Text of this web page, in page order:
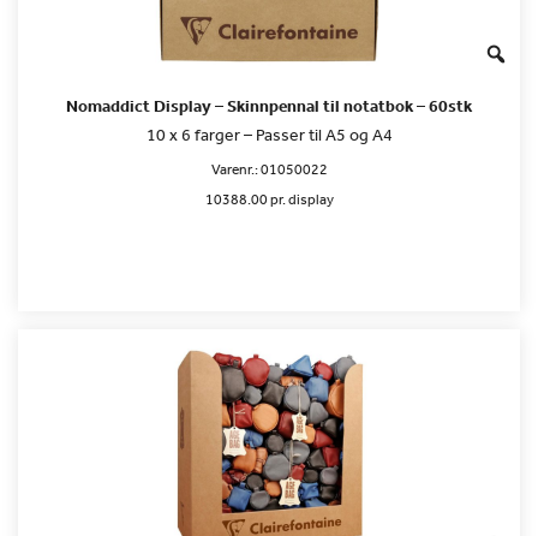
Nomaddict Display – Skinnpennal til notatbok – 60stk
10 x 6 farger – Passer til A5 og A4
Varenr.:01050022
10388.00 pr. display